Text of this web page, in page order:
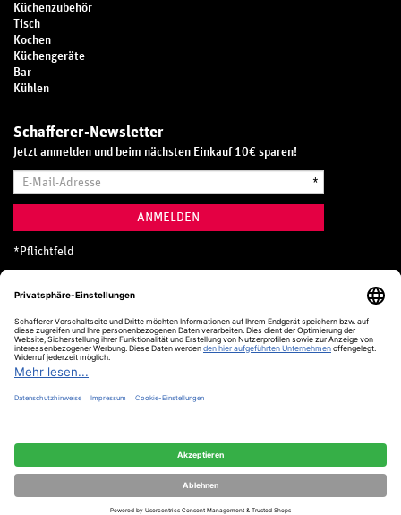
Küchenzubehör
Tisch
Kochen
Küchengeräte
Bar
Kühlen
Schafferer-Newsletter
Jetzt anmelden und beim nächsten Einkauf 10€ sparen!
Mail-
*
ANMELDEN
* Pflichtfeld
Hotline
0800 20 70 300 (D)
Kostenlos aus dem deutschen Festnetz
24 Stunden / 365 Tage im Jahr
Alle Preise inkl. MwSt.
© Schafferer & Co. KG, 2025